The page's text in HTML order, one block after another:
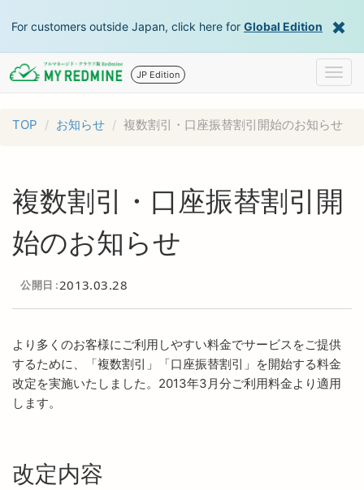
For customers outside Japan, click here for Global Edition
JP Edition
TOP お知らせ 複数割引・口座振替割引開始のお知らせ
複数割引・口座振替割引開
始のお知らせ
公開日 2013.03.28
より多くのお客様にご利用しやすい料金でサービスをご提供
するために、「複数割引」「口座振替割引」を開始する料金
改定を実施いたしました。2013年3月分ご利用料金より適用
します。
改定内容